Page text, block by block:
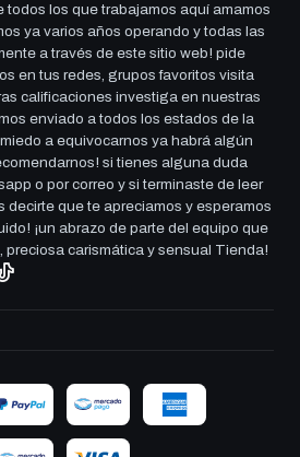
todos los que trabajamos aquí amamos
ya varios años operando y todas las
a través de este sitio web! pide
en tus redes, grupos favoritos visita
calificaciones investiga en nuestras
enviado a todos los estados de la
a equivocarnos ya habrá algún
si tienes alguna duda
o por correo y si terminaste de leer
decirte que te apreciamos y esperamos
¡un abrazo de parte del equipo que
preciosa carismática y sensual Tienda!